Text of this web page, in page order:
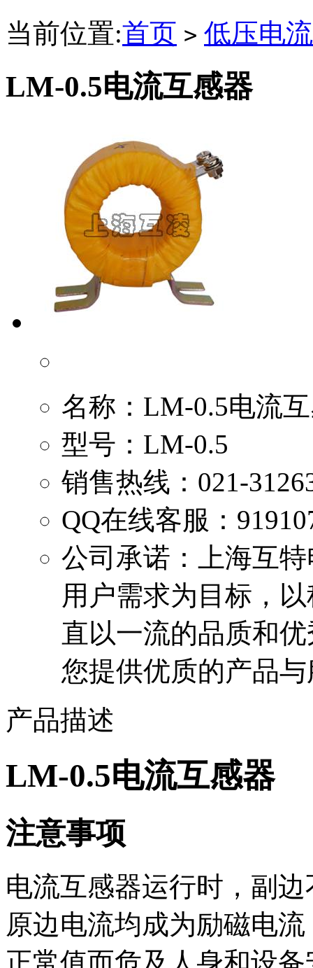
当前位置:首页 > 低压电
LM-0.5电流互感器
名称： LM-0.5电流
型号： LM-0.5
销售热线： 021-
QQ在线客服：
公司承诺：
上海互
用户需求为目标，
直以一流的品质和
您提供优质的产品
产品描述
LM-0.5电流互感器
注意事项
电流互感器运行时，副
原边电流均成为励磁电
正常值而危及人身和设